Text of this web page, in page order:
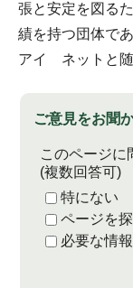
張と安定を図る
績を持つ団体で
アイ ネットと随
ご意見をお聞
このページに
(複数回答可)
特にない
ページを
必要な情